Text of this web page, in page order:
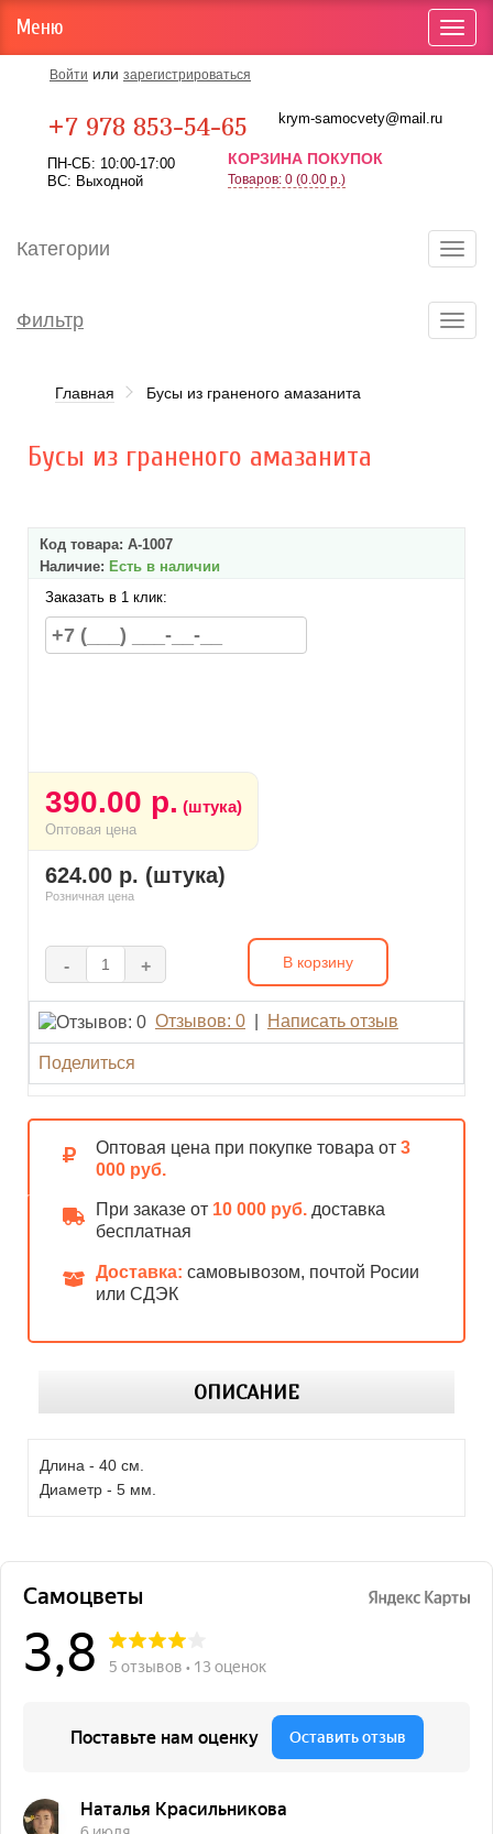
Войти или зарегистрироваться
+7 978 853-54-65 krym-samocvety@mail.ru
ПН-СБ: 10:00-17:00
ВС: Выходной
КОРЗИНА ПОКУПОК
Товаров: 0 (0.00 р.)
Меню
Категории
Фильтр
Главная Бусы из граненого амазанита
Бусы из граненого амазанита
Код товара: А-1007
Наличие: Есть в наличии
Заказать в 1 клик:
390.00 р. (штука)
Оптовая цена
624.00 р. (штука)
Розничная цена
- + В корзину
Отзывов: 0 Написать отзыв
Поделиться
Оптовая цена при покупке товара от 3
000 руб.
При заказе от 10 000 руб. доставка
бесплатная
Доставка: самовывозом, почтой Росии
или СДЭК
ОПИСАНИЕ
Длина - 40 см.
Диаметр - 5 мм.